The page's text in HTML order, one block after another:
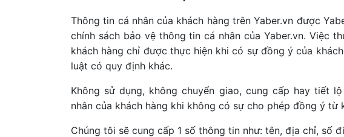
Thông tin cá nhân của khách hàng trên Yaber.vn được
chính sách bảo vệ thông tin cá nhân của Yaber.vn. Việc
khách hàng chỉ được thực hiện khi có sự đồng ý của
luật có quy định khác.
Không sử dụng, không chuyển giao, cung cấp hay tiết
nhân của khách hàng khi không có sự cho phép đồng ý từ
Chúng tôi sẽ cung cấp 1 số thông tin như: tên, địa chỉ, số